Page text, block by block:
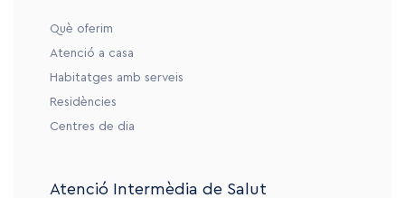
Què oferim
Atenció a casa
Habitatges amb serveis
Residències
Centres de dia
Atenció Intermèdia de Salut